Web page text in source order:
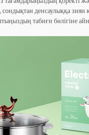
сондықтан денсаулыққа зиян
табиғи бөлігіне